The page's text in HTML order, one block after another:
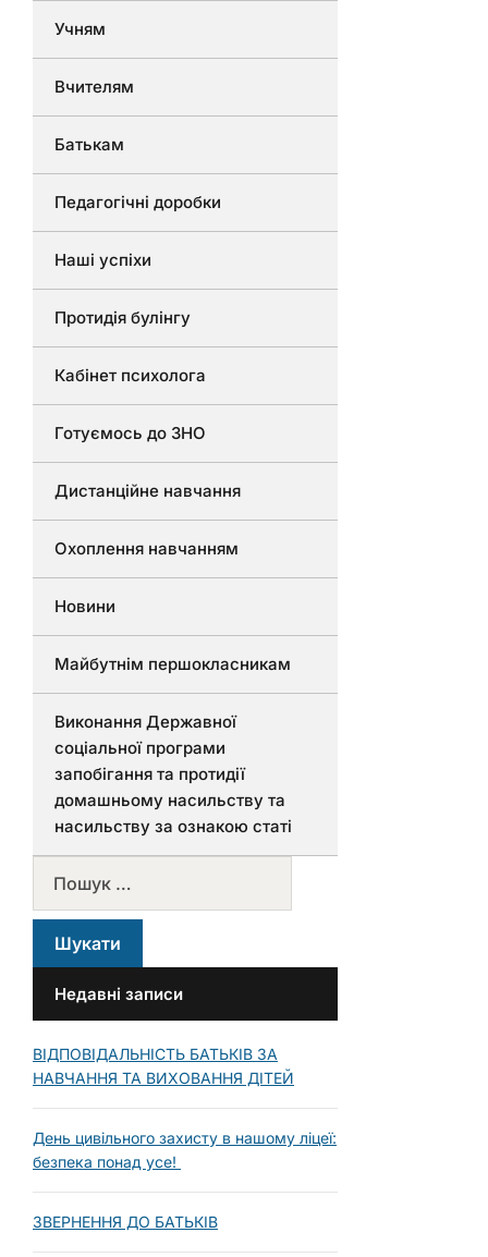
Учням
Вчителям
Батькам
Педагогічні доробки
Наші успіхи
Протидія булінгу
Кабінет психолога
Готуємось до ЗНО
Дистанційне навчання
Охоплення навчанням
Новини
Майбутнім першокласникам
Виконання Державної
соціальної програми
запобігання та протидії
домашньому насильству та
насильству за ознакою статі
Недавні записи
ВІДПОВІДАЛЬНІСТЬ БАТЬКІВ ЗА
НАВЧАННЯ ТА ВИХОВАННЯ ДІТЕЙ
День цивільного захисту в нашому ліцеї:
безпека понад усе!
ЗВЕРНЕННЯ ДО БАТЬКІВ